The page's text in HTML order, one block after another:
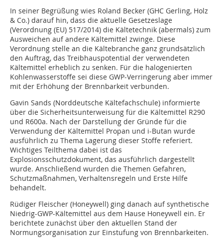
In seiner Begrüßung wies Roland Becker (GHC Gerling, Holz
& Co.) darauf hin, dass die aktuelle Gesetzeslage
(Verordnung (EU) 517/2014) die Kältetechnik (abermals) zum
Ausweichen auf andere Kältemittel zwinge. Diese
Verordnung stelle an die Kältebranche ganz grundsätzlich
den Auftrag, das Treibhauspotential der verwendeten
Kältemittel erheblich zu senken. Für die halogenierten
Kohlenwasserstoffe sei diese GWP-Verringerung aber immer
mit der Erhöhung der Brennbarkeit verbunden.
Gavin Sands (Norddeutsche Kältefachschule) informierte
über die Sicherheitsunterweisung für die Kältemittel R290
und R600a. Nach der Darstellung der Gründe für die
Verwendung der Kältemittel Propan und i-Butan wurde
ausführlich zu Thema Lagerung dieser Stoffe referiert.
Wichtiges Teilthema dabei ist das
Explosionsschutzdokument, das ausführlich dargestellt
wurde. Anschließend wurden die Themen Gefahren,
Schutzmaßnahmen, Verhaltensregeln und Erste Hilfe
behandelt.
Rüdiger Fleischer (Honeywell) ging danach auf synthetische
Niedrig-GWP-Kältemittel aus dem Hause Honeywell ein. Er
berichtete zunächst über den aktuellen Stand der
Normungsorganisation zur Einstufung von Brennbarkeiten.